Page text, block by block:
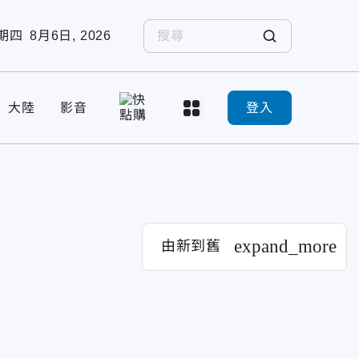
四 8月6日, 2026
大陸 影音 登入
由新到舊 expand_more